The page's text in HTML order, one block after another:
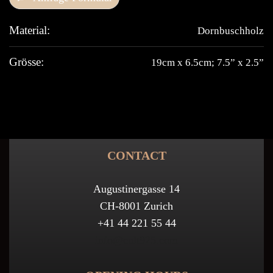
Material: Dornbuschholz
Grösse: 19cm x 6.5cm; 7.5” x 2.5”
CONTACT
Augustinergasse 14
CH-8001 Zurich
+41 44 221 55 44